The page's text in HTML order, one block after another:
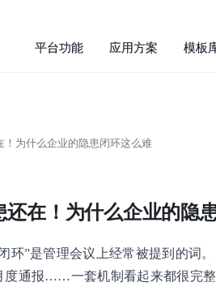
平台功能 应用方案 模板
！为什么企业的隐患闭环这么难
还在！为什么企业的隐
环”是管理会议上经常被提到的词
度通报……一套机制看起来都很完